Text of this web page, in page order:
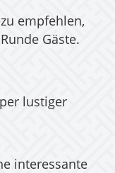
empfehlen,
Gäste.
lustiger
interessante